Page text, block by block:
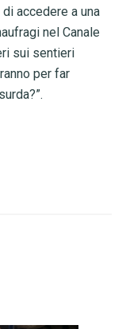
accedere a una
nel Canale
sui sentieri
per far